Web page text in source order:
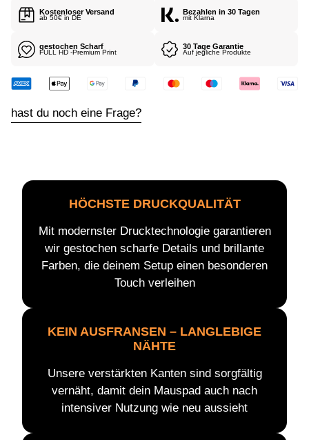
S
Kostenloser Versand
ab 50€ in DE
Bezahlen in 30 Tagen
mit Klarna
gestochen Scharf
FULL HD -Premium Print
30 Tage Garantie
Auf jegliche Produkte
hast du noch eine Frage?
HÖCHSTE DRUCKQUALITÄT
Mit modernster Drucktechnologie garantieren
wir gestochen scharfe Details und brillante
Farben, die deinem Setup einen besonderen
Touch verleihen
KEIN AUSFRANSEN – LANGLEBIGE
NÄHTE
Unsere verstärkten Kanten sind sorgfältig
vernäht, damit dein Mauspad auch nach
intensiver Nutzung wie neu aussieht